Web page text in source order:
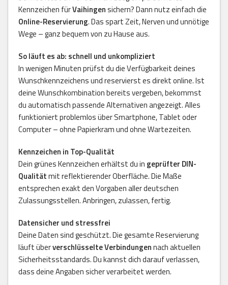
Kennzeichen fürVaihingensichern? Dann nutz einfach die
Online-Reservierung. Das spart Zeit, Nerven und unnötige
Wege – ganz bequem von zu Hause aus.
So läuft es ab: schnell und unkompliziert
In wenigen Minuten prüfst du die Verfügbarkeit deines
Wunschkennzeichens und reservierst es direkt online. Ist
deine Wunschkombination bereits vergeben, bekommst
du automatisch passende Alternativen angezeigt. Alles
funktioniert problemlos über Smartphone, Tablet oder
Computer – ohne Papierkram und ohne Wartezeiten.
Kennzeichen in Top-Qualität
Dein grünes Kennzeichen erhältst du in geprüfter DIN-
Qualitätmit reflektierender Oberfläche. Die Maße
entsprechen exakt den Vorgaben aller deutschen
Zulassungsstellen. Anbringen, zulassen, fertig.
Datensicher und stressfrei
Deine Daten sind geschützt. Die gesamte Reservierung
läuft überverschlüsselte Verbindungennach aktuellen
Sicherheitsstandards. Du kannst dich darauf verlassen,
dass deine Angaben sicher verarbeitet werden.